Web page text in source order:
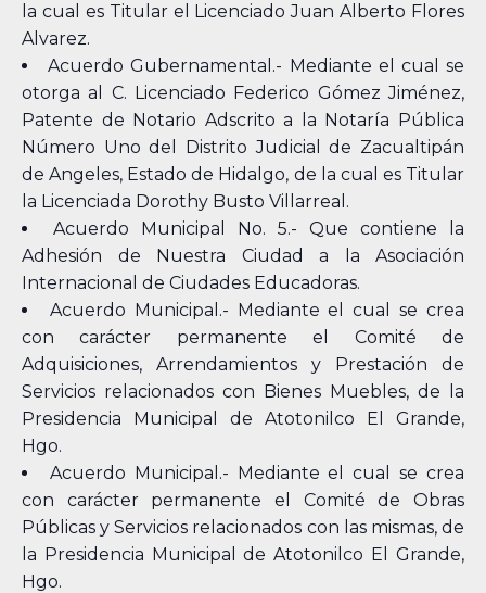
la cual es Titular el Licenciado Juan Alberto Flores
Alvarez.
Acuerdo Gubernamental.- Mediante el cual se
otorga al C. Licenciado Federico Gómez Jiménez,
Patente de Notario Adscrito a la Notaría Pública
Número Uno del Distrito Judicial de Zacualtipán
de Angeles, Estado de Hidalgo, de la cual es Titular
la Licenciada Dorothy Busto Villarreal.
Acuerdo Municipal No. 5.- Que contiene la
Adhesión de Nuestra Ciudad a la Asociación
Internacional de Ciudades Educadoras.
Acuerdo Municipal.- Mediante el cual se crea
con carácter permanente el Comité de
Adquisiciones, Arrendamientos y Prestación de
Servicios relacionados con Bienes Muebles, de la
Presidencia Municipal de Atotonilco El Grande,
Hgo.
Acuerdo Municipal.- Mediante el cual se crea
con carácter permanente el Comité de Obras
Públicas y Servicios relacionados con las mismas, de
la Presidencia Municipal de Atotonilco El Grande,
Hgo.